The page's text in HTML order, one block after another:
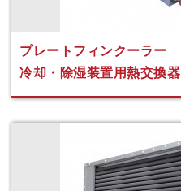
プレートフィンクーラー
冷却・除湿装置用熱交換器